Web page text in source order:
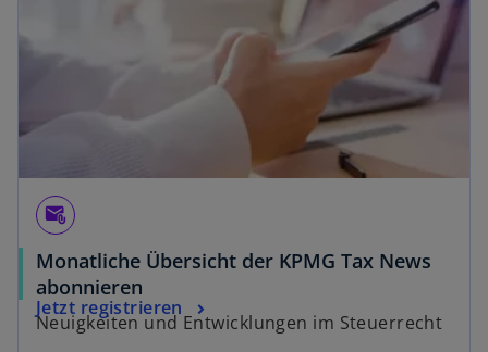
attach_email
Monatliche Übersicht der KPMG Tax News
abonnieren
Neuigkeiten und Entwicklungen im Steuerrecht
Jetzt registrieren